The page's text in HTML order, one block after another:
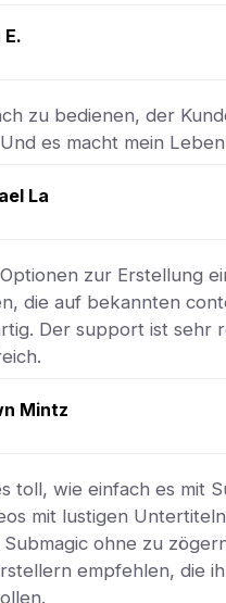
zu bedienen, der
es macht mein
La
zur Erstellung
die auf bekannten
Der support ist sehr
Mintz
toll, wie einfach es mit
mit lustigen
ohne zu
empfehlen, die